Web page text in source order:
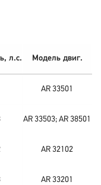
л.с. Модель двиг.
AR 33501
AR 33503; AR 38501
AR 32102
AR 33201